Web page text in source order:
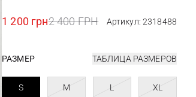
1 200 грн2 400 ГРН Артикул: 2318488
РАЗМЕР ТАБЛИЦА РАЗМЕРОВ
S M L XL